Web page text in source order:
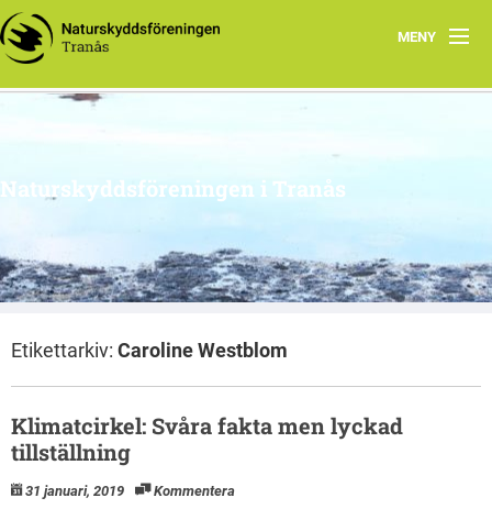
MENY
Hem
Naturskyddsföreningen i Tranås
Etikettarkiv: Caroline Westblom
Klimatcirkel: Svåra fakta men lyckad
tillställning
31 januari, 2019 Kommentera